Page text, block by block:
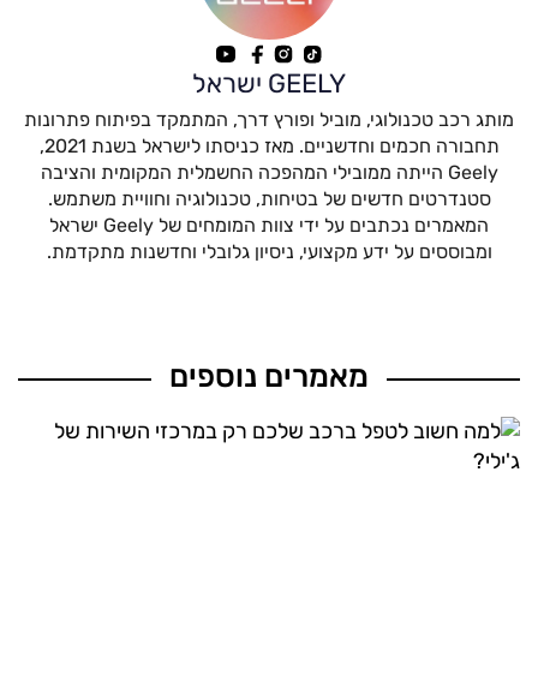
GEELY ישראל
מותג רכב טכנולוגי, מוביל ופורץ דרך, המתמקד בפיתוח פתרונות
תחבורה חכמים וחדשניים. מאז כניסתו לישראל בשנת 2021,
Geely הייתה ממובילי המהפכה החשמלית המקומית והציבה
סטנדרטים חדשים של בטיחות, טכנולוגיה וחוויית משתמש.
המאמרים נכתבים על ידי צוות המומחים של Geely ישראל
ומבוססים על ידע מקצועי, ניסיון גלובלי וחדשנות מתקדמת.
מאמרים נוספים